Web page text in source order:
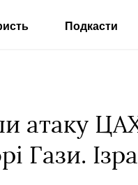
Подкасти
атаку
Гази.